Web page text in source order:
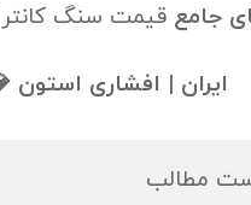
جامع قیمت سنگ کانتر
ایران | افشاری استون
مطالب